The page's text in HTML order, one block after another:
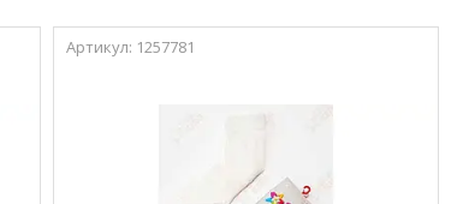
1257781